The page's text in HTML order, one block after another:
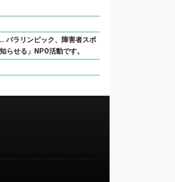
パラリンピック、障害者スポ
らせる」NPO活動です。